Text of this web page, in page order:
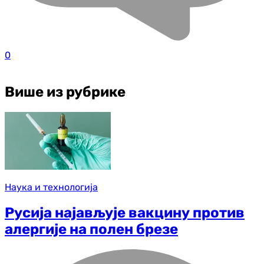
0
Више из рубрике
Наука и технологија
Русија најављује вакцину против
алергије на полен брезе